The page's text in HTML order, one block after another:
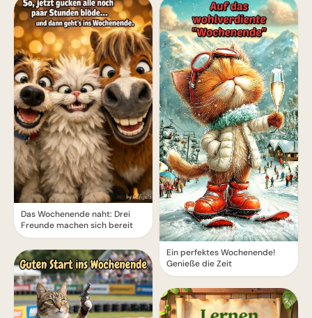
Das Wochenende naht: Drei
Freunde machen sich bereit
Ein perfektes Wochenende!
Genieße die Zeit